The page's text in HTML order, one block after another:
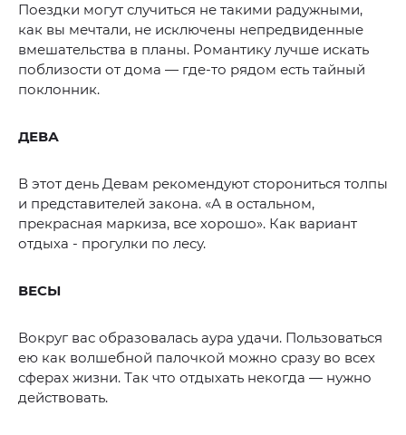
Поездки могут случиться не такими радужными,
как вы мечтали, не исключены непредвиденные
вмешательства в планы. Романтику лучше искать
поблизости от дома — где-то рядом есть тайный
поклонник.
ДЕВА
В этот день Девам рекомендуют сторониться толпы
и представителей закона. «А в остальном,
прекрасная маркиза, все хорошо». Как вариант
отдыха - прогулки по лесу.
ВЕСЫ
Вокруг вас образовалась аура удачи. Пользоваться
ею как волшебной палочкой можно сразу во всех
сферах жизни. Так что отдыхать некогда — нужно
действовать.